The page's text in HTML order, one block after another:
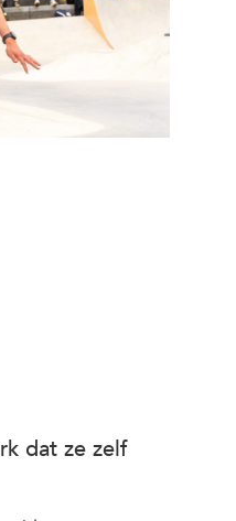
dat ze zelf